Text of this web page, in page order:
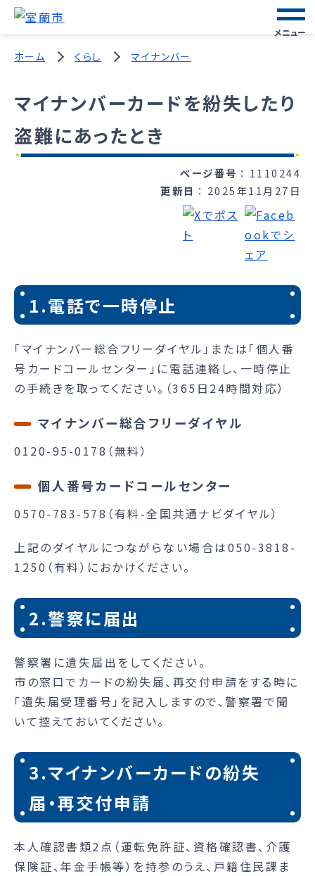
メニュー
ホーム くらし マイナンバー
マイナンバーカードを紛失したり
盗難にあったとき
ページ番号
1110244
更新日
2025年11月27日
1.電話で一時停止
「マイナンバー総合フリーダイヤル」または「個人番
号カードコールセンター」に電話連絡し、一時停止
の手続きを取ってください。（365日24時間対応）
マイナンバー総合フリーダイヤル
0120-95-0178（無料）
個人番号カードコールセンター
0570-783-578（有料-全国共通ナビダイヤル）
上記のダイヤルにつながらない場合は050-3818-
1250（有料）におかけください。
2.警察に届出
警察署に遺失届出をしてください。
市の窓口でカードの紛失届、再交付申請をする時に
「遺失届受理番号」を記入しますので、警察署で聞
いて控えておいてください。
3.マイナンバーカードの紛失
届・再交付申請
本人確認書類2点（運転免許証、資格確認書、介護
保険証、年金手帳等）を持参のうえ、戸籍住民課ま